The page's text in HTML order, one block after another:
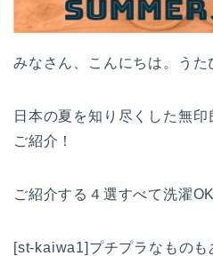
みなさん、こんにちは。う
日本の夏を知り尽くした無
ご紹介！
ご紹介する４選すべて洗濯
[st-kaiwa1]プチプラなもの